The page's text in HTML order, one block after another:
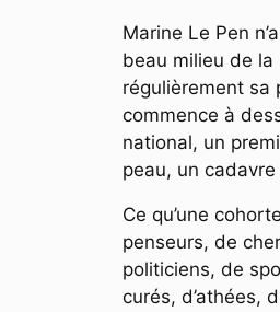
Marine Le Pen
beau milieu de
régulièrement sa
commence à
national, un
peau, un
Ce qu’une
penseurs, de
politiciens, de
curés, d’athées,